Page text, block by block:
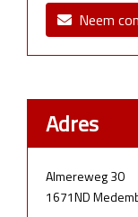
Neem
Adres
Almereweg 30
1671ND